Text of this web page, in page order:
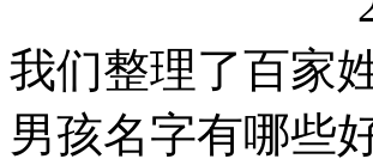
我们整理了百家
男孩名字有哪些